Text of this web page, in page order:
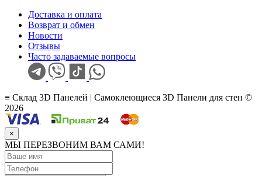
Доставка и оплата
Возврат и обмен
Новости
Отзывы
Часто задаваемые вопросы
≡ Склад 3D Панелей | Самоклеющиеся 3D Панели для стен ©
2026
×
МЫ ПЕРЕЗВОНИМ ВАМ САМИ!